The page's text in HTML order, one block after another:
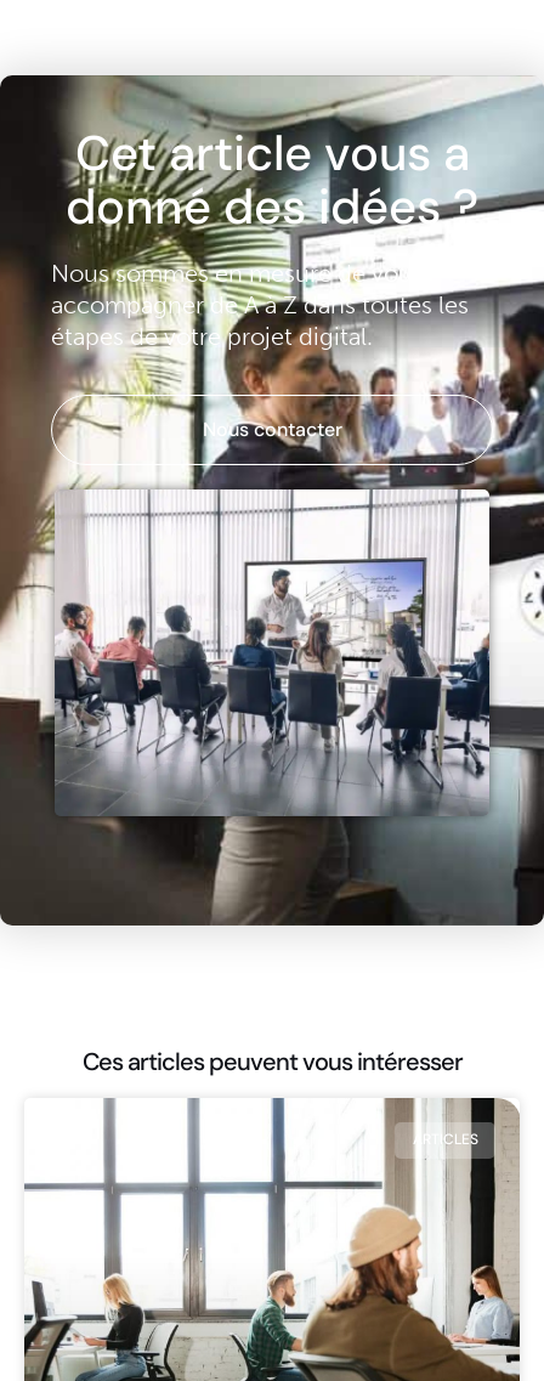
Cet article vous a
donné des idées ?
Nous sommes en mesure de vous
accompagner de A à Z dans toutes les
étapes de votre projet digital.
Nous contacter
Ces articles peuvent vous intéresser
ARTICLES